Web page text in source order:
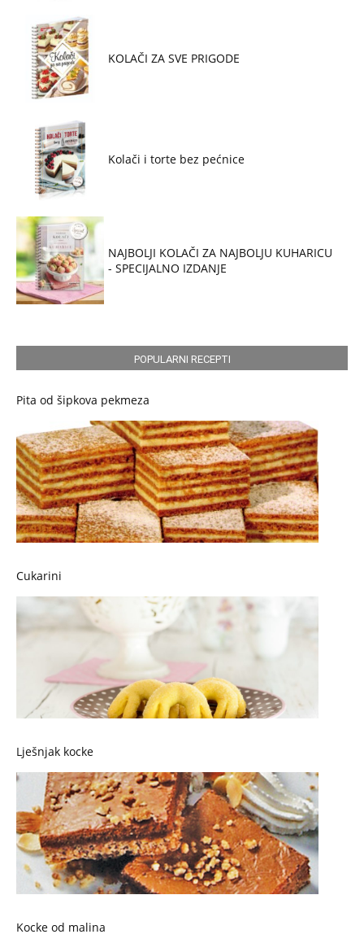
KOLAČI ZA SVE PRIGODE
Kolači i torte bez pećnice
NAJBOLJI KOLAČI ZA NAJBOLJU KUHARICU
- SPECIJALNO IZDANJE
POPULARNI RECEPTI
Pita od šipkova pekmeza
Cukarini
Lješnjak kocke
Kocke od malina